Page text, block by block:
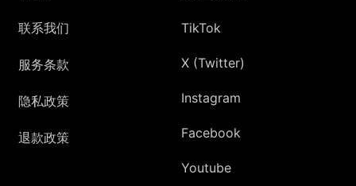
联系我们
服务条款
隐私政策
退款政策
TikTok
X (Twitter)
Instagram
Facebook
Youtube